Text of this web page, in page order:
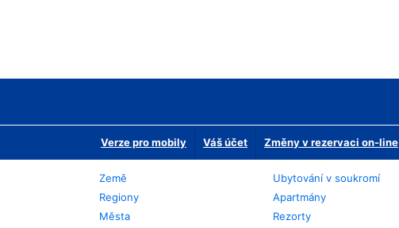
Verze pro mobily Váš účet Změny v rezervaci on-line
Země
Regiony
Města
Ubytování v soukromí
Apartmány
Rezorty